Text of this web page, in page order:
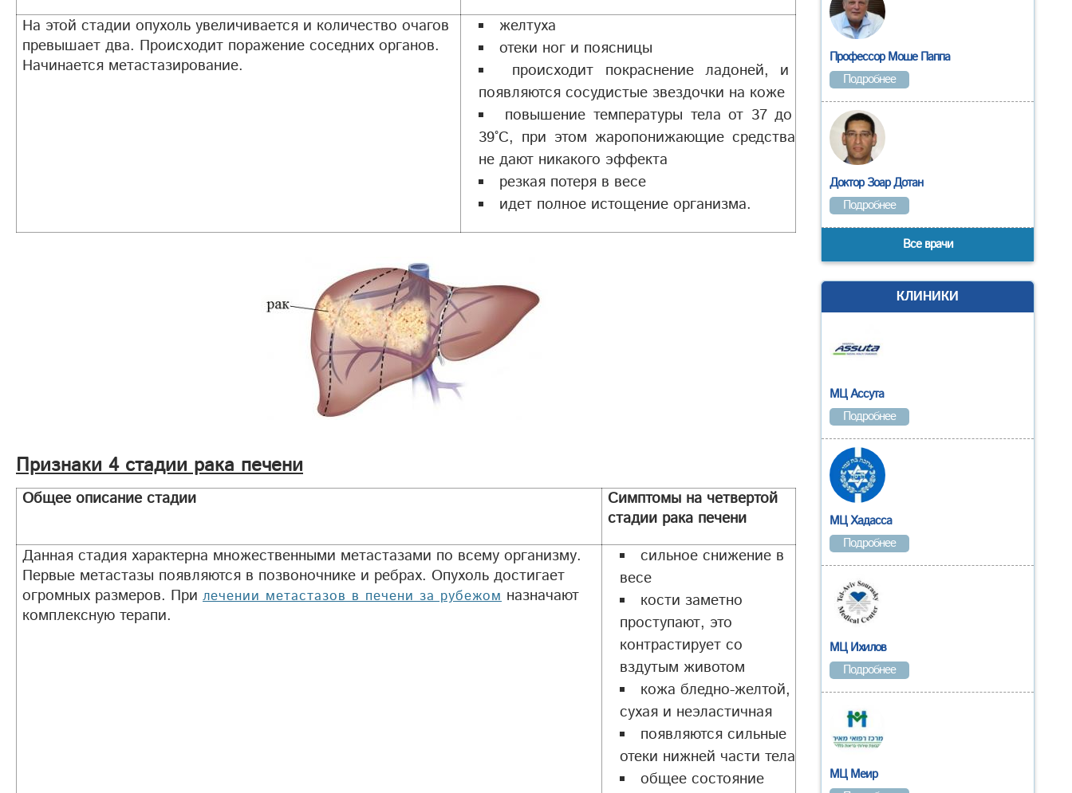
На этой стадии опухоль увеличивается и количество очагов
превышает два. Происходит поражение соседних органов.
Начинается метастазирование.
желтуха
отеки ног и поясницы
происходит покраснение ладоней, и
появляются сосудистые звездочки на коже
повышение температуры тела от 37 до
39°С, при этом жаропонижающие средства
не дают никакого эффекта
резкая потеря в весе
идет полное истощение организма.
Признаки 4 стадии рака печени
Общее описание стадии
Симптомы на четвертой
стадии рака печени
Данная стадия характерна множественными метастазами по всему организму.
Первые метастазы появляются в позвоночнике и ребрах. Опухоль достигает
огромных размеров. При лечении метастазов в печени за рубежом назначают
комплексную терапи.
сильное снижение в
весе
кости заметно
проступают, это
контрастирует со
вздутым животом
кожа бледно-желтой,
сухая и неэластичная
появляются сильные
отеки нижней части тела
общее состояние
Профессор Моше Паппа
Подробнее
Доктор Зоар Дотан
Подробнее
Все врачи
КЛИНИКИ
МЦ Ассута
Подробнее
МЦ Хадасса
Подробнее
МЦ Ихилов
Подробнее
МЦ Меир